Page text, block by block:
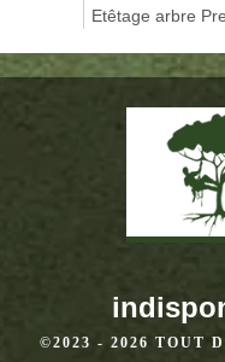
Etêtage arbre
©2023 - 2026 TOUT